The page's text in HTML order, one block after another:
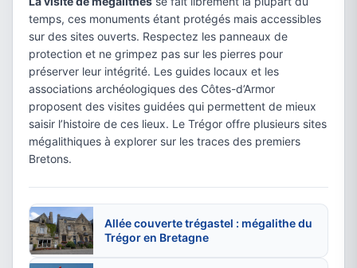
temps, ces monuments étant protégés mais accessibles
sur des sites ouverts. Respectez les panneaux de
protection et ne grimpez pas sur les pierres pour
préserver leur intégrité. Les guides locaux et les
associations archéologiques des Côtes-d’Armor
proposent des visites guidées qui permettent de mieux
saisir l’histoire de ces lieux. Le Trégor offre plusieurs sites
mégalithiques à explorer sur les traces des premiers
Bretons.
Allée couverte trégastel : mégalithe du
Trégor en Bretagne